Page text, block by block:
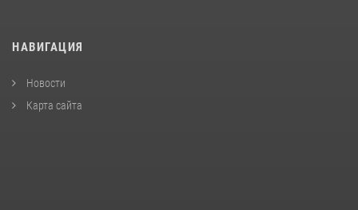
НАВИГАЦИЯ
Новости
Карта сайта